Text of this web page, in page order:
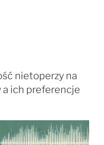
nietoperzy na
a ich preferencje